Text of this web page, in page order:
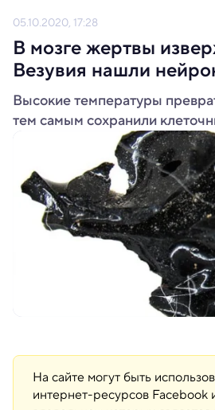
05.10.2020, 17:28
В мозге жертвы
Везувия нашли
Высокие температуры
тем самым сохранили
На сайте могут быть
интернет-ресурсов Facebook